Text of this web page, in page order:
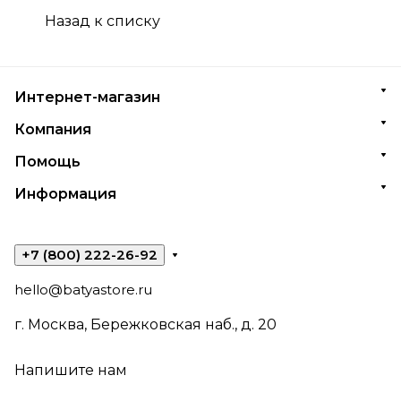
Назад к списку
Интернет-магазин
Компания
Помощь
Информация
+7 (800) 222-26-92
hello@batyastore.ru
г. Москва, Бережковская наб., д. 20
Напишите нам